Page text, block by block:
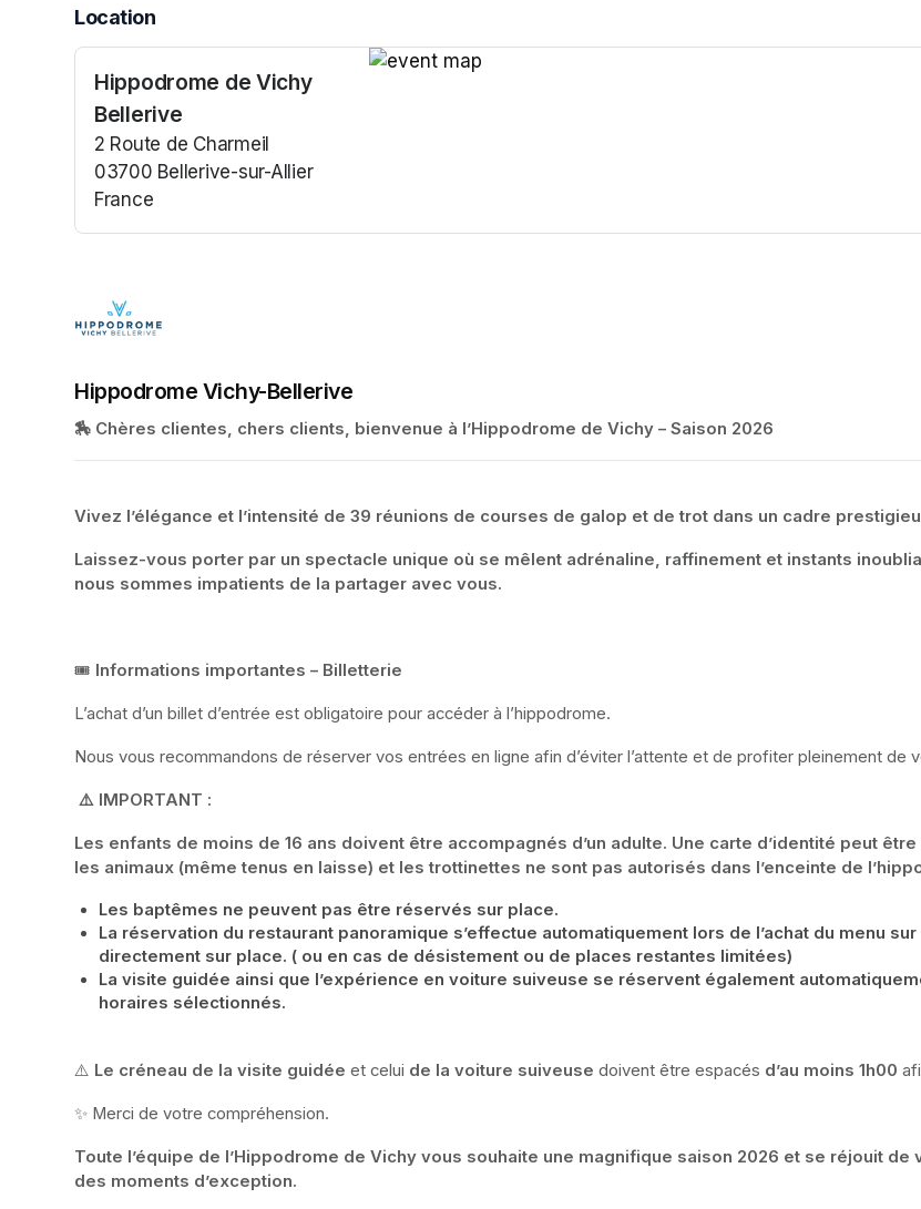
Location
Hippodrome de Vichy
Bellerive
2 Route de Charmeil
03700 Bellerive-sur-Allier
France
Hippodrome Vichy-Bellerive
🏇 Chères clientes, chers clients, bienvenue à l’Hippodrome de Vichy – Saison 2026
Vivez l’élégance et l’intensité de 39 réunions de courses de galop et de trot dans un cadre
Laissez-vous porter par un spectacle unique où se mêlent adrénaline, raffinement et instants
nous sommes impatients de la partager avec vous.
🎟️ Informations importantes – Billetterie
L’achat d’un billet d’entrée est obligatoire pour accéder à l’hippodrome.
Nous vous recommandons de réserver vos entrées en ligne afin d’éviter l’attente et de profiter pleinement de
⚠️ IMPORTANT :
Les enfants de moins de 16 ans doivent être accompagnés d’un adulte. Une carte d’identité peut
les animaux (même tenus en laisse) et les trottinettes ne sont pas autorisés dans l’enceinte de
Les baptêmes ne peuvent pas être réservés sur place.
La réservation du restaurant panoramique s’effectue automatiquement lors de l’achat du menu
directement sur place. ( ou en cas de désistement ou de places restantes limitées)
La visite guidée ainsi que l’expérience en voiture suiveuse se réservent également
horaires sélectionnés.
⚠️ Le créneau de la visite guidée et celui de la voiture suiveuse doivent être espacés d’au moins 1h00
✨ Merci de votre compréhension.
Toute l’équipe de l’Hippodrome de Vichy vous souhaite une magnifique saison 2026 et se réjouit
des moments d’exception.